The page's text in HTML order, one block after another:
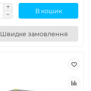
В кошик
Швидке замовлення